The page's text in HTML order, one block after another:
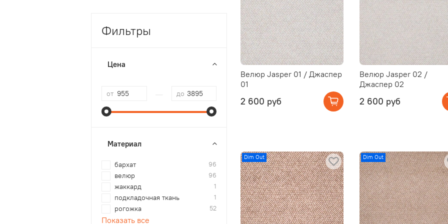
Велюр Jasper 01 / Джаспер
01
2 600 руб
Велюр Jasper 02 /
Джаспер 02
2 600 руб
Dim Out Dim Out
Фильтры
Цена
от до
Материал
бархат 96
велюр 96
жаккард 1
подкладочная ткань 1
рогожка 52
Показать все